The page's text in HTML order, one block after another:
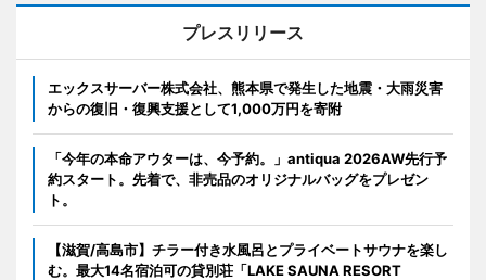
プレスリリース
エックスサーバー株式会社、熊本県で発生した地震・大雨災害
からの復旧・復興支援として1,000万円を寄附
「今年の本命アウターは、今予約。」antiqua 2026AW先行予
約スタート。先着で、非売品のオリジナルバッグをプレゼン
ト。
【滋賀/高島市】チラー付き水風呂とプライベートサウナを楽し
む。最大14名宿泊可の貸別荘「LAKE SAUNA RESORT